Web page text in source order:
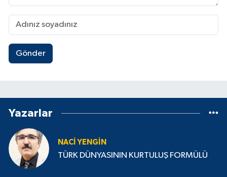
Gönder
Yazarlar
NACI YENGIN
TÜRK DÜNYASININ KURTULUŞ FORMÜLÜ